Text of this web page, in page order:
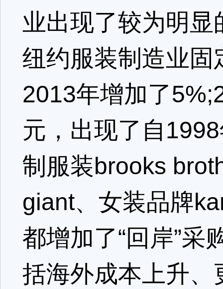
业出现了较为明
纽约服装制造业
2013年增加了
元，出现了自
制服装brooks
giant、女装品牌
都增加了“回岸”采
括海外成本上升